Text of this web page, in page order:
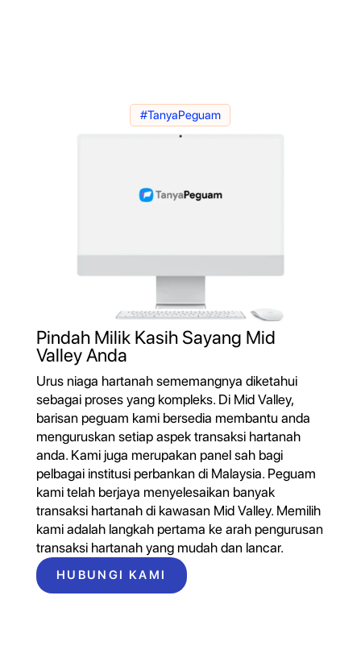
#TanyaPeguam
Pindah Milik Kasih Sayang Mid
Valley Anda
Urus niaga hartanah sememangnya diketahui
sebagai proses yang kompleks. Di Mid Valley,
barisan peguam kami bersedia membantu anda
menguruskan setiap aspek transaksi hartanah
anda. Kami juga merupakan panel sah bagi
pelbagai institusi perbankan di Malaysia. Peguam
kami telah berjaya menyelesaikan banyak
transaksi hartanah di kawasan Mid Valley. Memilih
kami adalah langkah pertama ke arah pengurusan
transaksi hartanah yang mudah dan lancar.
HUBUNGI KAMI